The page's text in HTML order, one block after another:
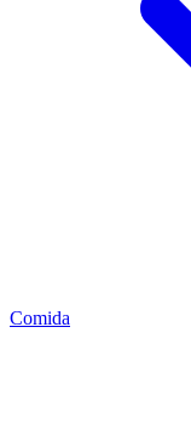
Comida